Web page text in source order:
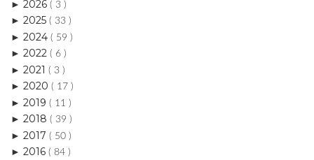
► 2022 ( 6 )
► 2021 ( 3 )
► 2020( 17 )
► 2019 ( 11 )
► 2018( 39 )
► 2017 ( 50 )
► 2016 ( 84 )
► 2015 ( 159 )
► 2014 ( 270 )
► 2013 ( 234 )